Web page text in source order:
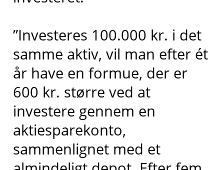
”Investeres 100.000 kr. i det
samme aktiv, vil man efter ét
år have en formue, der er
600 kr. større ved at
investere gennem en
aktiesparekonto,
sammenlignet med et